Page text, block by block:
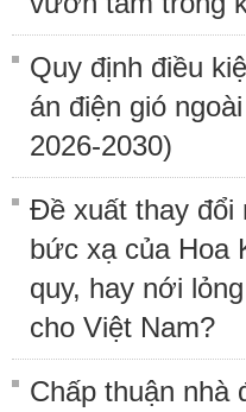
Quy định điều
án điện gió
2026-2030)
Đề xuất thay đổi
bức xạ của Hoa
quy, hay nới
cho Việt Nam?
Chấp thuận nhà